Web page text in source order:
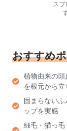
ス
おすすめ
植物由来の
を根元から立
固まらない
ップを実感
細毛・猫っ